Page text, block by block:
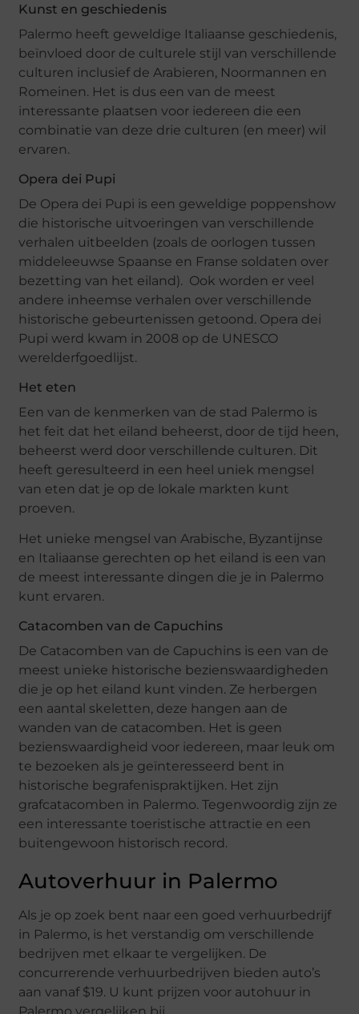
Kunst en geschiedenis
Palermo heeft geweldige Italiaanse geschiedenis,
beïnvloed door de culturele stijl van verschillende
culturen inclusief de Arabieren, Noormannen en
Romeinen. Het is dus een van de meest
interessante plaatsen voor iedereen die een
combinatie van deze drie culturen (en meer) wil
ervaren.
Opera dei Pupi
De Opera dei Pupi is een geweldige poppenshow
die historische uitvoeringen van verschillende
verhalen uitbeelden (zoals de oorlogen tussen
middeleeuwse Spaanse en Franse soldaten over
bezetting van het eiland). Ook worden er veel
andere inheemse verhalen over verschillende
historische gebeurtenissen getoond. Opera dei
Pupi werd kwam in 2008 op de UNESCO
werelderfgoedlijst.
Het eten
Een van de kenmerken van de stad Palermo is
het feit dat het eiland beheerst, door de tijd heen,
beheerst werd door verschillende culturen. Dit
heeft geresulteerd in een heel uniek mengsel
van eten dat je op de lokale markten kunt
proeven.
Het unieke mengsel van Arabische, Byzantijnse
en Italiaanse gerechten op het eiland is een van
de meest interessante dingen die je in Palermo
kunt ervaren.
Catacomben van de Capuchins
De Catacomben van de Capuchins is een van de
meest unieke historische bezienswaardigheden
die je op het eiland kunt vinden. Ze herbergen
een aantal skeletten, deze hangen aan de
wanden van de catacomben. Het is geen
bezienswaardigheid voor iedereen, maar leuk om
te bezoeken als je geïnteresseerd bent in
historische begrafenispraktijken. Het zijn
grafcatacomben in Palermo. Tegenwoordig zijn ze
een interessante toeristische attractie en een
buitengewoon historisch record.
Autoverhuur in Palermo
Als je op zoek bent naar een goed verhuurbedrijf
in Palermo, is het verstandig om verschillende
bedrijven met elkaar te vergelijken. De
concurrerende verhuurbedrijven bieden auto’s
aan vanaf $19. U kunt prijzen voor autohuur in